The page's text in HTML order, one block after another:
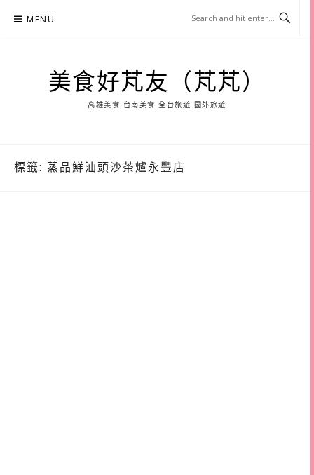
MENU
美食好芃友（芃芃）
高雄美食 台南美食 全台旅遊 國外旅遊
標籤: 蒸品鮮汕頭沙茶爐永豐店